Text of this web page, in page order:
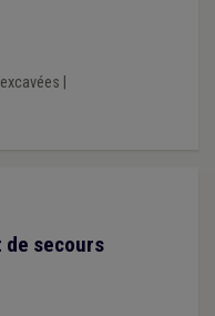
de secours